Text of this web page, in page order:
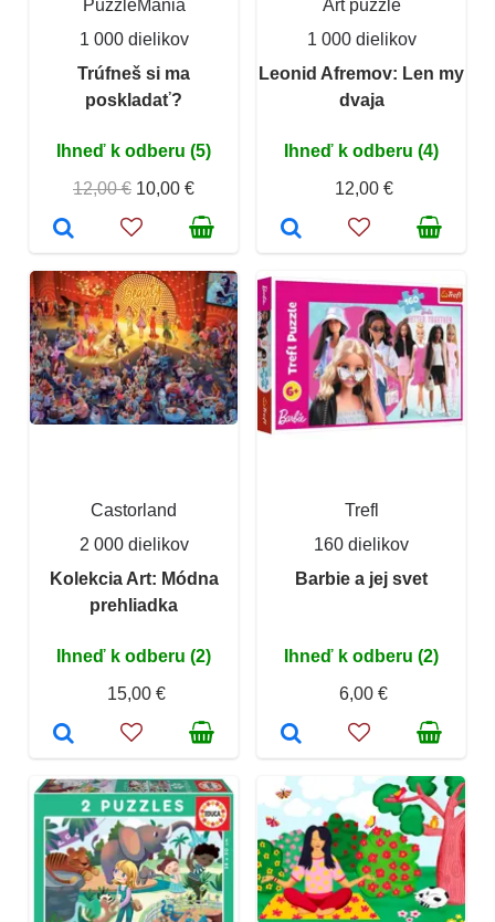
PuzzleMania
1 000 dielikov
Trúfneš si ma
poskladať?
Ihneď k odberu (5)
12,00 € 10,00 €
Art puzzle
1 000 dielikov
Leonid Afremov: Len my
dvaja
Ihneď k odberu (4)
12,00 €
Castorland
2 000 dielikov
Kolekcia Art: Módna
prehliadka
Ihneď k odberu (2)
15,00 €
Trefl
160 dielikov
Barbie a jej svet
Ihneď k odberu (2)
6,00 €